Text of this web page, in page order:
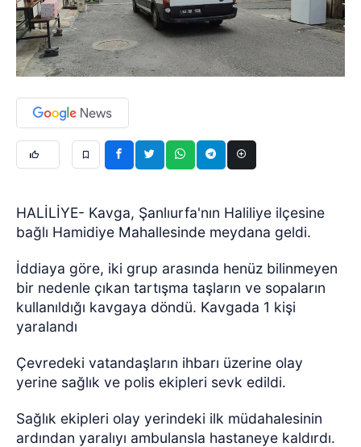
HALİLİYE- Kavga, Şanlıurfa'nın Haliliye ilçesine
bağlı Hamidiye Mahallesinde meydana geldi.
İddiaya göre, iki grup arasında henüz bilinmeyen
bir nedenle çıkan tartışma taşların ve sopaların
kullanıldığı kavgaya döndü. Kavgada 1 kişi
yaralandı
Çevredeki vatandaşların ihbarı üzerine olay
yerine sağlık ve polis ekipleri sevk edildi.
Sağlık ekipleri olay yerindeki ilk müdahalesinin
ardından yaralıyı ambulansla hastaneye kaldırdı.